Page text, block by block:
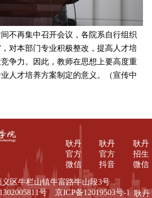
不再集中召开会议，各院系自行组织
对本部门专业积极整改，提高人才培
争力。因此，教师在思想上要高度重
人才培养方案制定的意义。（宣传中
耿丹
招生
微信
耿丹
官方
抖音
耿丹
官方
微信
区牛栏山镇牛富路牛山段3号
号
京ICP备12019503号-1耿丹